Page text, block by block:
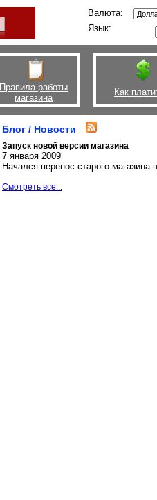
Валюта:
Язык:
Правила работы
магазина
Как
Блог / Новости
Запуск новой версии магазина
7 января 2009
Начался перенос старого
Смотреть все...